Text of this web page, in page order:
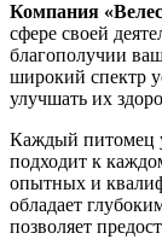
Компания
сфере своей
благополучии
широкий спектр
улучшать их
Каждый питомец
подходит к
опытных и
обладает
позволяет